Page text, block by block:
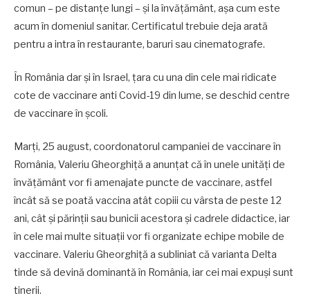
comun – pe distanțe lungi – și la învățământ, așa cum este
acum în domeniul sanitar. Certificatul trebuie deja arată
pentru a intra în restaurante, baruri sau cinematografe.
În România dar și în Israel, țara cu una din cele mai ridicate
cote de vaccinare anti Covid-19 din lume, se deschid centre
de vaccinare în școli.
Marți, 25 august, coordonatorul campaniei de vaccinare în
România, Valeriu Gheorghiță a anunțat că în unele unități de
învățământ vor fi amenajate puncte de vaccinare, astfel
încât să se poată vaccina atât copiii cu vârsta de peste 12
ani, cât și părinții sau bunicii acestora și cadrele didactice, iar
în cele mai multe situații vor fi organizate echipe mobile de
vaccinare. Valeriu Gheorghiță a subliniat că varianta Delta
tinde să devină dominantă în România, iar cei mai expuși sunt
tinerii.